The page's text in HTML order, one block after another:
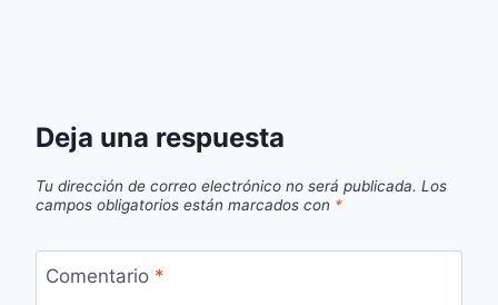
Deja una respuesta
Tu dirección de correo electrónico no será publicada. Los
campos obligatorios están marcados con *
Comentario *